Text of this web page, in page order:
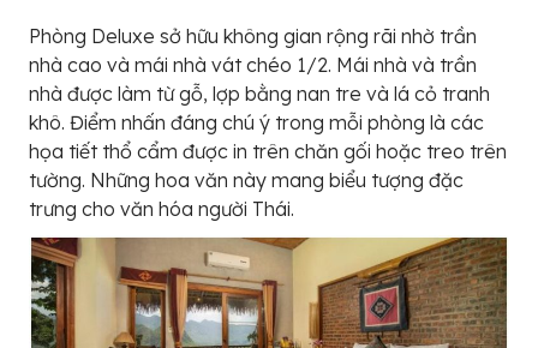
Phòng Deluxe sở hữu không gian rộng rãi nhờ trần
nhà cao và mái nhà vát chéo 1/2. Mái nhà và trần
nhà được làm từ gỗ, lợp bằng nan tre và lá cỏ tranh
khô. Điểm nhấn đáng chú ý trong mỗi phòng là các
họa tiết thổ cẩm được in trên chăn gối hoặc treo trên
tường. Những hoa văn này mang biểu tượng đặc
trưng cho văn hóa người Thái.